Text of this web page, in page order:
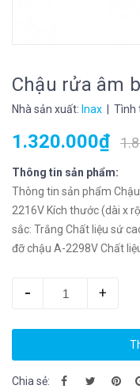
Chậu rửa âm
Nhà sản xuất: Inax | Tình
1.320.000₫
Thông tin sản phẩm:
Thông tin sản phẩm Chậu rửa mặt Inax L-2216V Mã sản phẩm:L-
2216V Kích thước (dài x rộng x cao): 550 x 380 x 175 mm Màu
sắc: Trắng​ Chất liệu sứ cao cấp chống bám bẩn Không bao gồm giá
đỡ chậu A-
- +
Chia sẻ: